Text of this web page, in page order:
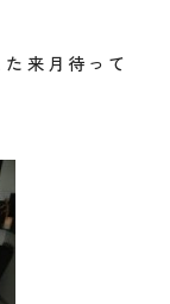
来月待って